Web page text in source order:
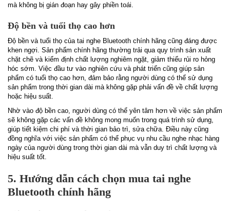
mà không bị gián đoạn hay gây phiền toái.
Độ bền và tuổi thọ cao hơn
Độ bền và tuổi thọ của tai nghe Bluetooth chính hãng cũng đáng được
khen ngợi. Sản phẩm chính hãng thường trải qua quy trình sản xuất
chặt chẽ và kiểm định chất lượng nghiêm ngặt, giảm thiểu rủi ro hỏng
hóc sớm. Việc đầu tư vào nghiên cứu và phát triển cũng giúp sản
phẩm có tuổi thọ cao hơn, đảm bảo rằng người dùng có thể sử dụng
sản phẩm trong thời gian dài mà không gặp phải vấn đề về chất lượng
hoặc hiệu suất.
Nhờ vào độ bền cao, người dùng có thể yên tâm hơn về việc sản phẩm
sẽ không gặp các vấn đề không mong muốn trong quá trình sử dụng,
giúp tiết kiệm chi phí và thời gian bảo trì, sửa chữa. Điều này cũng
đồng nghĩa với việc sản phẩm có thể phục vụ nhu cầu nghe nhạc hàng
ngày của người dùng trong thời gian dài mà vẫn duy trì chất lượng và
hiệu suất tốt.
5. Hướng dẫn cách chọn mua tai nghe
Bluetooth chính hãng